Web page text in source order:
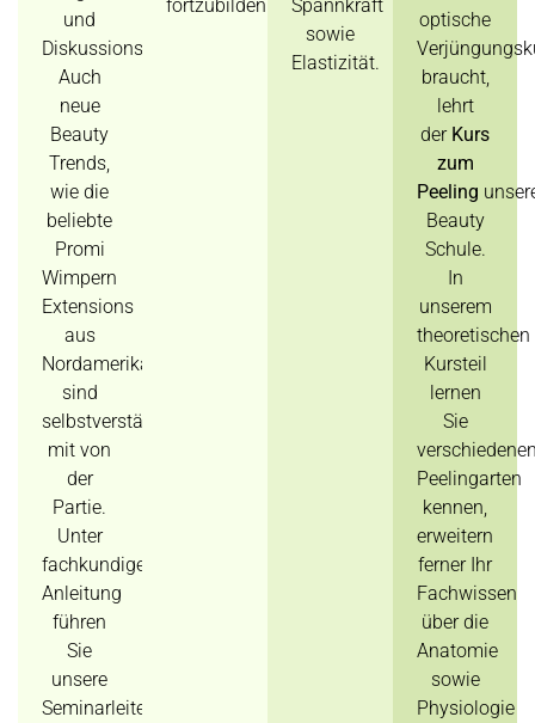
und
Diskussionsrunden.
Auch
neue
Beauty
Trends,
wie die
beliebte
Promi
Wimpern
Extensions
aus
Nordamerika,
sind
selbstverständlich
mit von
der
Partie.
Unter
fachkundiger
Anleitung
führen
Sie
unsere
Seminarleiter
fortzubilden.
Spannkraft
sowie
Elastizität.
optische
braucht,
lehrt
der Kurs
zum
Peeling
Beauty
Schule.
In
unserem
theoretischen
Kursteil
lernen
Sie
Peelingarten
kennen,
erweitern
ferner Ihr
Fachwissen
über die
Anatomie
sowie
Physiologie